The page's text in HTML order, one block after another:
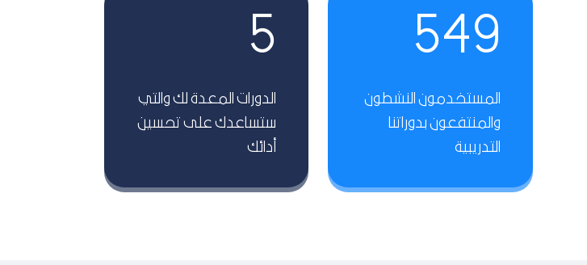
549
المستخدمون النشطون
والمنتفعون بدوراتنا
التدريبية
5
الدورات المعدة لك والتي
ستساعدك على تحسين
أدائك